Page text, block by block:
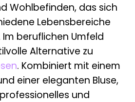
Wohlbefinden, das sich
Lebensbereiche
beruflichen Umfeld
Alternative zu
. Kombiniert mit einem
einer eleganten Bluse,
und